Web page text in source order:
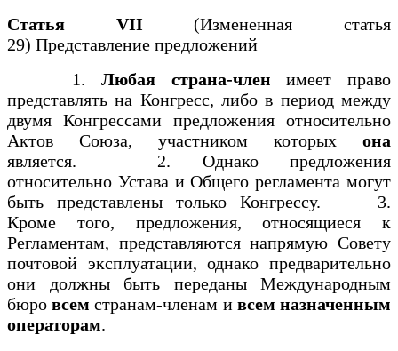
Статья VII (Измененная статья
29) Представление предложений
1. Любая страна-член имеет право
представлять на Конгресс, либо в период между
двумя Конгрессами предложения относительно
Актов Союза, участником которых она
является. 2. Однако предложения
относительно Устава и Общего регламента могут
быть представлены только Конгрессу. 3.
Кроме того, предложения, относящиеся к
Регламентам, представляются напрямую Совету
почтовой эксплуатации, однако предварительно
они должны быть переданы Международным
бюровсем странам-членам и всем назначенным
операторам.